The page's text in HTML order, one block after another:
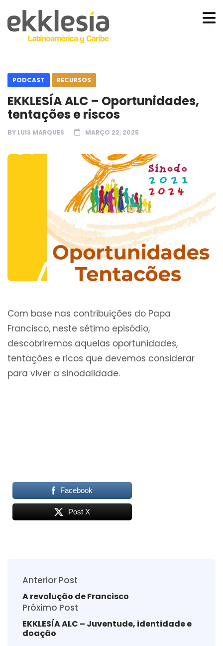
PODCAST RECURSOS
EKKLESÍA ALC – Oportunidades,
tentações e riscos
BY LUIS MARQUES MARÇO 22, 2025
Com base nas contribuições do Papa
Francisco, neste sétimo episódio,
descobriremos aquelas oportunidades,
tentações e ricos que devemos considerar
para viver a sinodalidade.
Facebook
Post X
Anterior Post
A revolução de Francisco
Próximo Post
EKKLESÍA ALC – Juventude, identidade e
doação